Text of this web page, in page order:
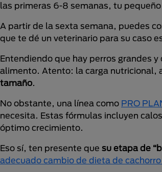
las primeras 6-8 semanas, tu
A partir de la sexta semana, puedes
que te dé un veterinario para su caso
Entendiendo que hay perros grandes
alimento. Atento: la carga nutricional,
tamaño.
No obstante, una línea como PRO
necesita. Estas fórmulas incluyen
óptimo crecimiento.
Eso sí, ten presente que su etapa de
adecuado cambio de dieta de